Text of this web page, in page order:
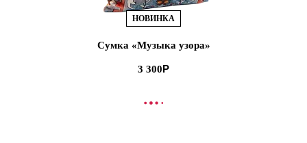
НОВИНКА
Сумка «Музыка узора»
3 300
В КОРЗИНУ